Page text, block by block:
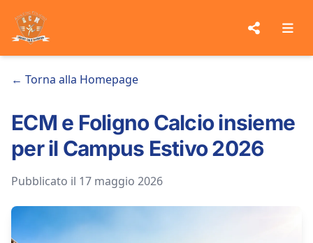
← Torna alla Homepage
ECM e Foligno Calcio insieme
per il Campus Estivo 2026
Pubblicato il 17 maggio 2026